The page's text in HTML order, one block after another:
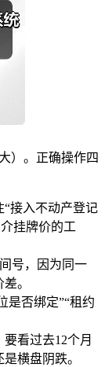
）。正确操作四
“接入不动产登记
挂牌价的工
号，因为同一
。
是否绑定”“租约
看过去12个月
横盘阴跌。